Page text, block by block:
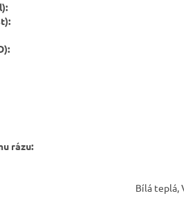
:
:
:
rázu:
Bílá teplá,